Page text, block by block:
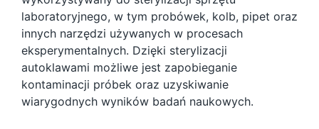
laboratoryjnego, w tym probówek, kolb, pipet oraz
innych narzędzi używanych w procesach
eksperymentalnych. Dzięki sterylizacji
autoklawami możliwe jest zapobieganie
kontaminacji próbek oraz uzyskiwanie
wiarygodnych wyników badań naukowych.